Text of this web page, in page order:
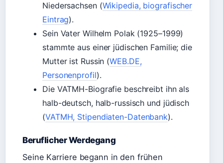
Niedersachsen (Wikipedia, biografischer
Eintrag).
Sein Vater Wilhelm Polak (1925–1999)
stammte aus einer jüdischen Familie; die
Mutter ist Russin (WEB.DE,
Personenprofil).
Die VATMH-Biografie beschreibt ihn als
halb-deutsch, halb-russisch und jüdisch
(VATMH, Stipendiaten-Datenbank).
Beruflicher Werdegang
Seine Karriere begann in den frühen